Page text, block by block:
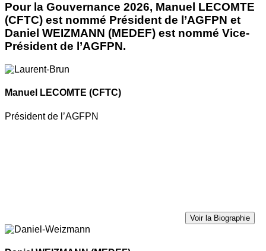
Pour la Gouvernance 2026, Manuel LECOMTE
(CFTC) est nommé Président de l’AGFPN et
Daniel WEIZMANN (MEDEF) est nommé Vice-
Président de l’AGFPN.
Manuel LECOMTE (CFTC)
Président de l’AGFPN
Voir la Biographie